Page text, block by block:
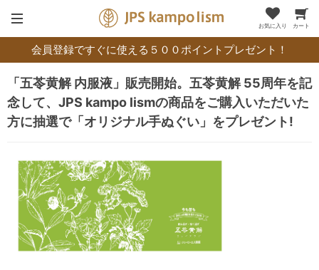
お気に入り カート
会員登録ですぐに使える５００ポイントプレゼント！
「五苓黄解 内服液」販売開始。五苓黄解 55周年を記
念して、JPS kampo lismの商品をご購入いただいた
方に抽選で「オリジナル手ぬぐい」をプレゼント!